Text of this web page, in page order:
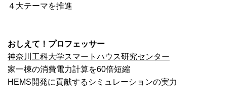
４大テーマを推進
おしえて！プロフェッサー
神奈川工科大学スマートハウス研究センター
家一棟の消費電力計算を60倍短縮
HEMS開発に貢献するシミュレーションの実力